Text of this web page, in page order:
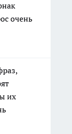
очень
их